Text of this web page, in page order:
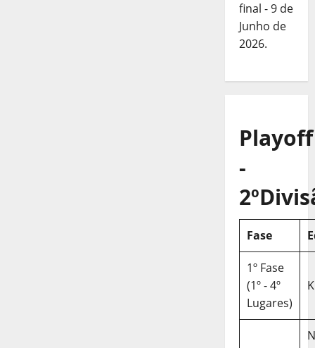
final - 9 de
Junho de
2026.
Playoff
-
Fase
1º Fase
(1º - 4º
Lugares)